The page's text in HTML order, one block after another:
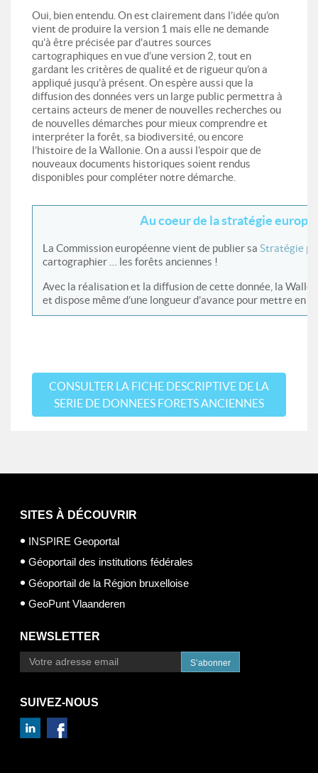
Oui, bien entendu. On est clairement dans l’idée qu’on
vient de produire la version 1 mais elle ne demande
qu’à être précisée par d’autres sources
cartographiques en vue d’une version 2, tout en
gardant les critères de qualité et de rigueur qu’on a
appliqué jusqu’à présent. On espère aussi que la
diffusion des données vers un large public permettra à
certains acteurs de mener de nouvelles recherches ou
de nouvelles démarches pour mieux comprendre et
interpréter la forêt, sa biodiversité, ou encore
l’histoire de la Wallonie. On a aussi l’espoir que de
nouveaux documents historiques soient rendus
disponibles pour compléter notre démarche.
Au coeur de la stratégie
La Commission européenne vient de publier sa Stratégie
cartographier … les forêts anciennes !
Avec la réalisation et la diffusion de cette donnée, la
et dispose même d’une longueur d’avance pour mettre en
CONSULTER LA FICHE DESCRIPTIVE DE LA
SERIE DE DONNEES FORETS ANCIENNES
SITES À DÉCOUVRIR
INSPIRE Geoportal
Géoportail des institutions fédérales
Géoportail de la Région bruxelloise
GeoPunt Vlaanderen
NEWSLETTER
S’abonner
SUIVEZ-NOUS